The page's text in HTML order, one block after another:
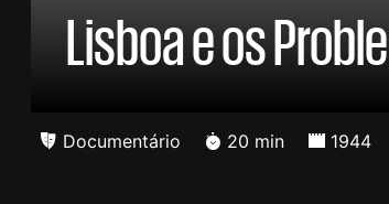
Lisboa e os
Documentário 20 min 1944